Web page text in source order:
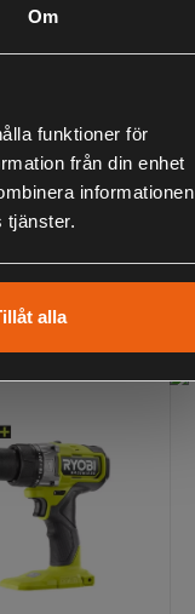
Om
funktioner för
från din enhet
informationen
tjänster.
alla
0
18V